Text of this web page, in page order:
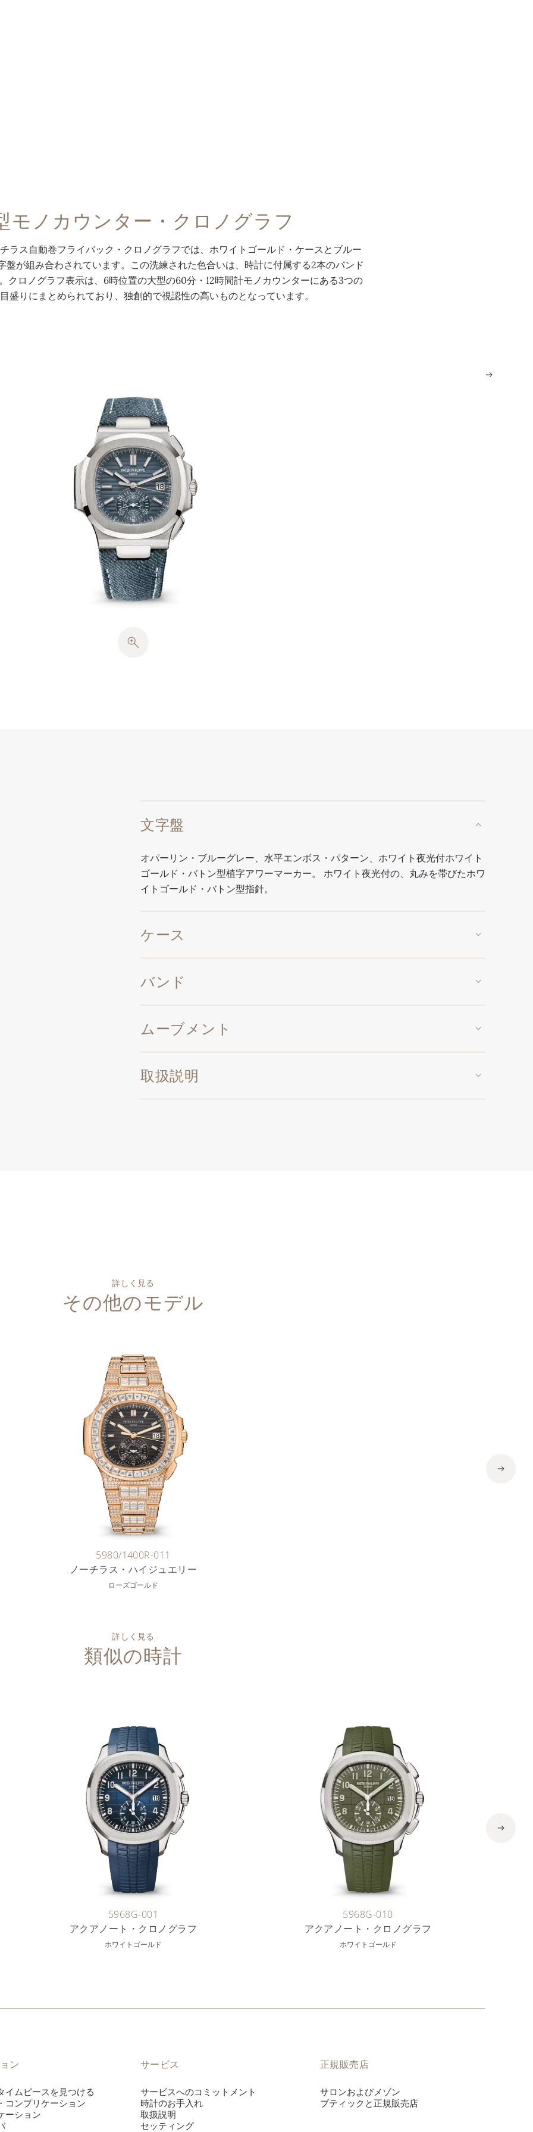
モノカウンター・クロノグラフ
ラス自動巻フライバック・クロノグラフでは、ホワイトゴールド・ケースとブルー
盤が組み合わされています。この洗練された色合いは、時計に付属する2本のバンド
クロノグラフ表示は、6時位置の大型の60分・12時間計モノカウンターにある3つの
盛りにまとめられており、独創的で視認性の高いものとなっています。
文字盤
オパーリン・ブルーグレー、水平エンボス・パターン、ホワイト夜光付ホワイト
ゴールド・バトン型植字アワーマーカー。 ホワイト夜光付の、丸みを帯びたホワ
イトゴールド・バトン型指針。
ケース
バンド
ムーブメント
取扱説明
詳しく見る
その他のモデル
5980/1400R-011
ノーチラス・ハイジュエリー
ローズゴールド
詳しく見る
類似の時計
5968G-001
アクアノート・クロノグラフ
ホワイトゴールド
5968G-010
アクアノート・クロノグラフ
ホワイトゴールド
ン
イムピースを見つける
コンプリケーション
ーション
サービス
サービスへのコミットメント
時計のお手入れ
取扱説明
セッティング
正規販売店
サロンおよびメゾン
ブティックと正規販売店